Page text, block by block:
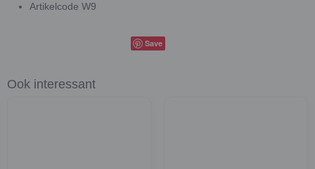
Artikelcode W9
Save
Ook interessant